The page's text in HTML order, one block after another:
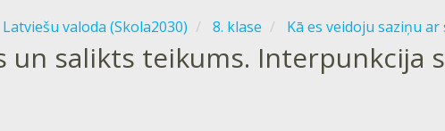
Latviešu valoda (Skola2030) 8. klase Kā es veidoju saziņu ar
un salikts teikums. Interpunkcija